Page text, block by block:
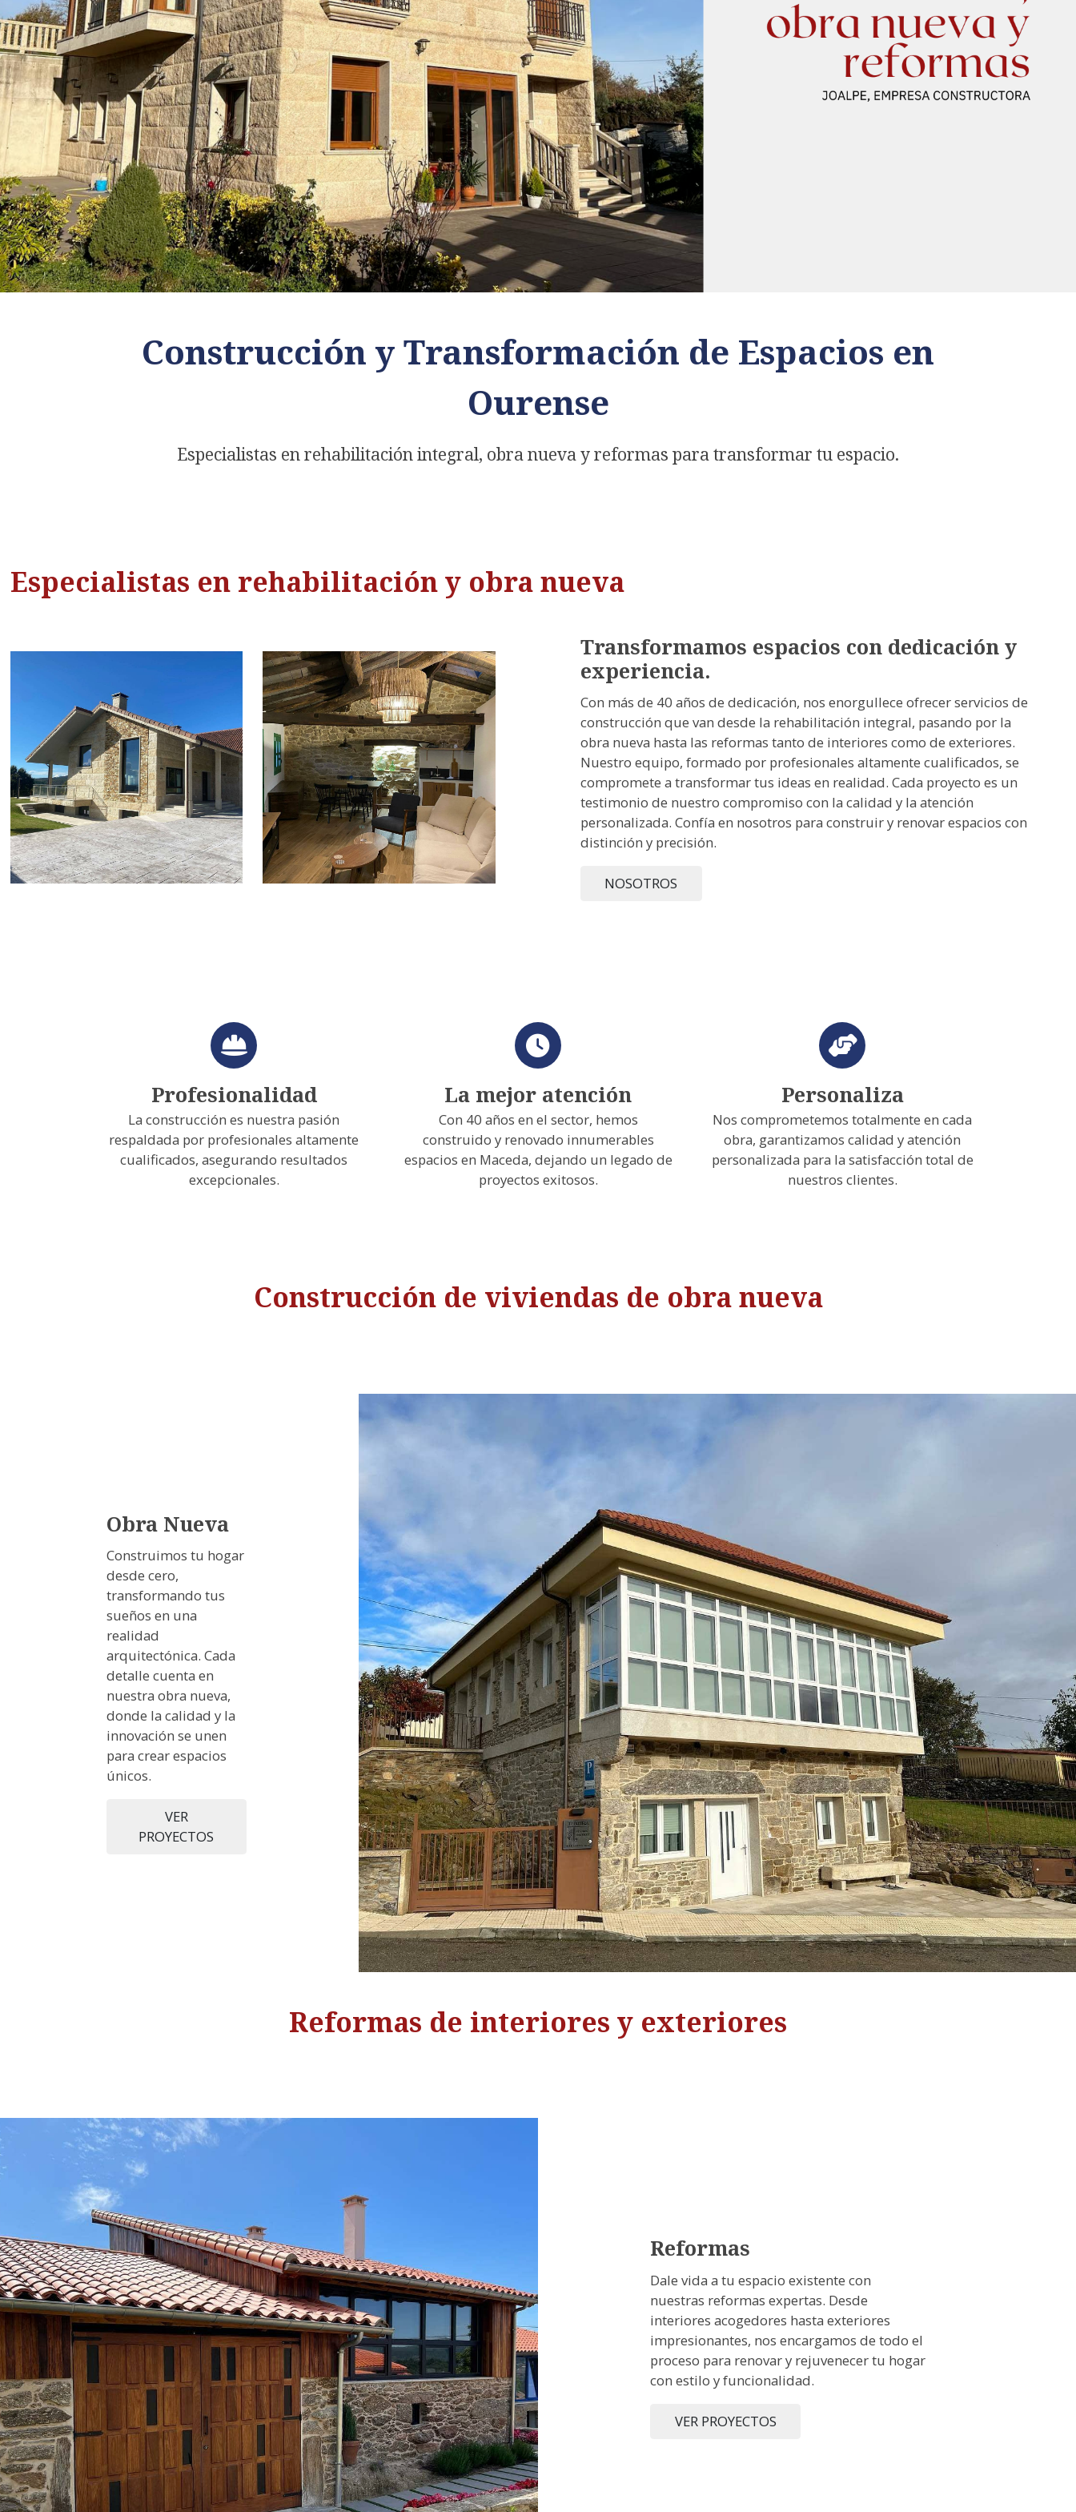
Construcción y Transformación de Espacios en
Ourense
Especialistas en rehabilitación integral, obra nueva y reformas para transformar tu espacio.
Especialistas en rehabilitación y obra nueva
Transformamos espacios con dedicación y
experiencia.
Con más de 40 años de dedicación, nos enorgullece ofrecer servicios de
construcción que van desde la rehabilitación integral, pasando por la
obra nueva hasta las reformas tanto de interiores como de exteriores.
Nuestro equipo, formado por profesionales altamente cualificados, se
compromete a transformar tus ideas en realidad. Cada proyecto es un
testimonio de nuestro compromiso con la calidad y la atención
personalizada. Confía en nosotros para construir y renovar espacios con
distinción y precisión.
NOSOTROS
Profesionalidad
La construcción es nuestra pasión
respaldada por profesionales altamente
cualificados, asegurando resultados
excepcionales.
La mejor atención
Con 40 años en el sector, hemos
construido y renovado innumerables
espacios en Maceda, dejando un legado de
proyectos exitosos.
Personaliza
Nos comprometemos totalmente en cada
obra, garantizamos calidad y atención
personalizada para la satisfacción total de
nuestros clientes.
Construcción de viviendas de obra nueva
Obra Nueva
Construimos tu hogar
desde cero,
transformando tus
sueños en una
realidad
arquitectónica. Cada
detalle cuenta en
nuestra obra nueva,
donde la calidad y la
innovación se unen
para crear espacios
únicos.
VER
PROYECTOS
Reformas de interiores y exteriores
Reformas
Dale vida a tu espacio existente con
nuestras reformas expertas. Desde
interiores acogedores hasta exteriores
impresionantes, nos encargamos de todo el
proceso para renovar y rejuvenecer tu hogar
con estilo y funcionalidad.
VER PROYECTOS